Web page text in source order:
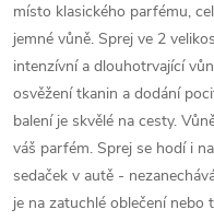
místo klasického parfému,
jemné vůně. Sprej ve 2
intenzívní a dlouhotrvající
osvěžení tkanin a dodání
balení je skvělé na cesty.
váš parfém. Sprej se hodí i
sedaček v autě -
je na zatuchlé oblečení nebo